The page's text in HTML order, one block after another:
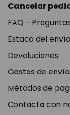
Cancelar
FAQ -
Estado del envío
Devoluciones
Gastos de envío
Métodos de
Contacta con